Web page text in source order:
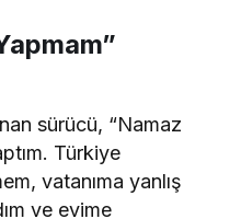
sürücü, “Namaz
Türkiye
vatanıma yanlış
ve evime